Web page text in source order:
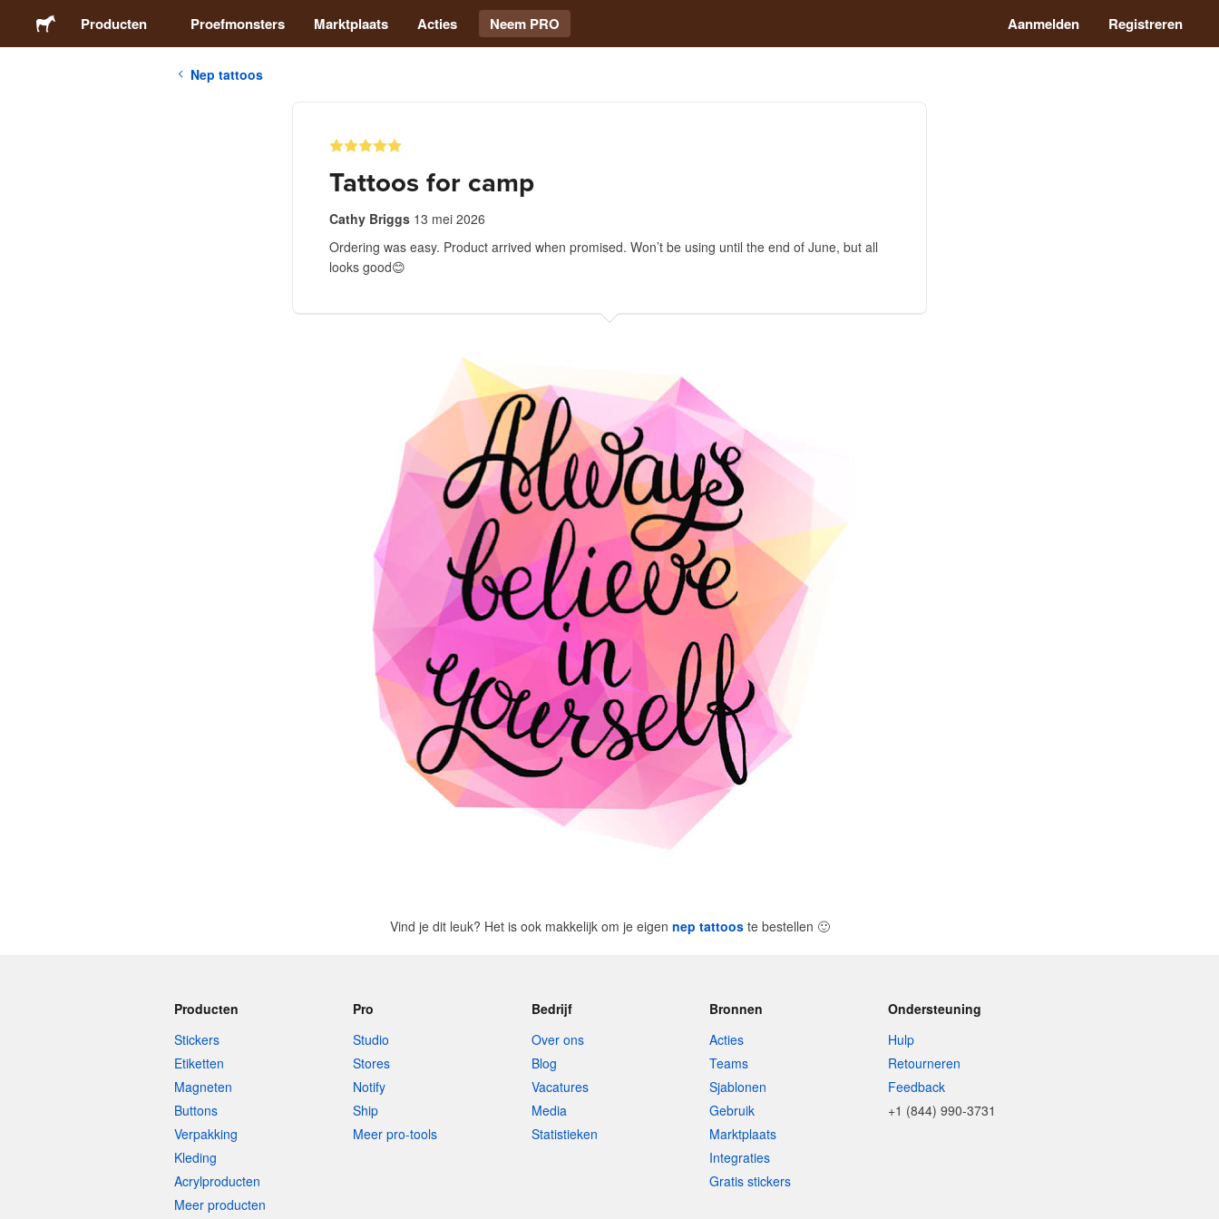
Producten Proefmonsters Marktplaats Acties Neem PRO Aanmelden Registreren
Nep tattoos
Tattoos for camp
Cathy Briggs 13 mei 2026
Ordering was easy. Product arrived when promised. Won’t be using until the end of June, but all
looks good😊
Vind je dit leuk? Het is ook makkelijk om je eigen nep tattooste bestellen 🙂
Producten
Stickers
Etiketten
Magneten
Buttons
Verpakking
Kleding
Acrylproducten
Meer producten
Pro
Studio
Stores
Notify
Ship
Meer pro-tools
Bedrijf
Over ons
Blog
Vacatures
Media
Statistieken
Bronnen
Acties
Teams
Sjablonen
Gebruik
Marktplaats
Integraties
Gratis stickers
Ondersteuning
Hulp
Retourneren
Feedback
+1 (844) 990-3731